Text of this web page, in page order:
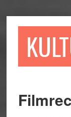
till
till
sidofältet
till